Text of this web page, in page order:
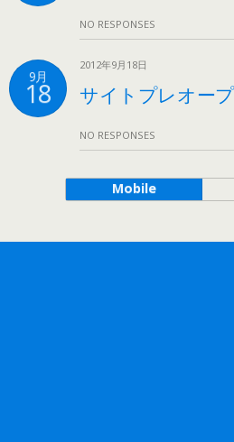
NO RESPONSES
9月
18
2012年9月18日
サイトプレオー
NO RESPONSES
Mobile